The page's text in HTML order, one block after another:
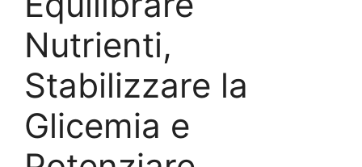
Nutrienti,
Stabilizzare la
Glicemia e